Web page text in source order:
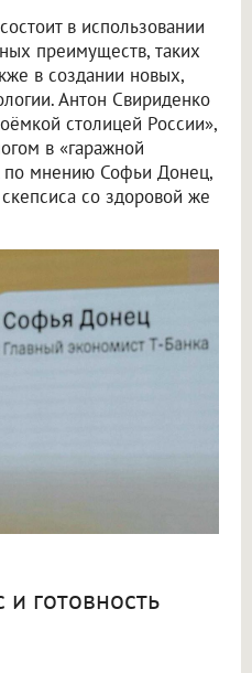
в использовании
преимуществ, таких
в создании новых,
Антон Свириденко
столицей России»,
в «гаражной
по мнению Софьи Донец,
со здоровой же
готовность